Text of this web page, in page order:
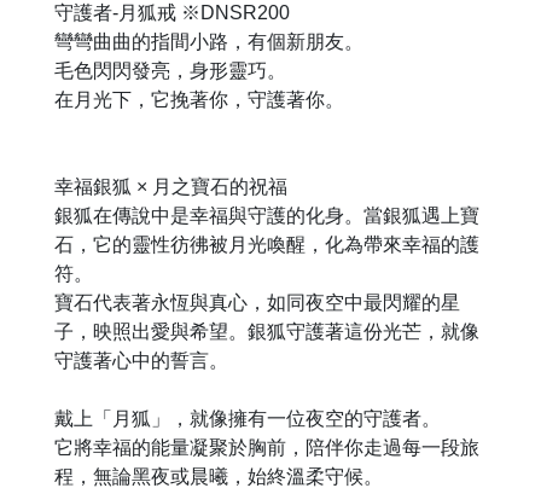
守護者-月狐戒 ※DNSR200
彎彎曲曲的指間小路，有個新朋友。
毛色閃閃發亮，身形靈巧。
在月光下，它挽著你，守護著你。
幸福銀狐 × 月之寶石的祝福
銀狐在傳說中是幸福與守護的化身。當銀狐遇上寶
石，它的靈性彷彿被月光喚醒，化為帶來幸福的護
符。
寶石代表著永恆與真心，如同夜空中最閃耀的星
子，映照出愛與希望。銀狐守護著這份光芒，就像
守護著心中的誓言。
戴上「月狐」，就像擁有一位夜空的守護者。
它將幸福的能量凝聚於胸前，陪伴你走過每一段旅
程，無論黑夜或晨曦，始終溫柔守候。